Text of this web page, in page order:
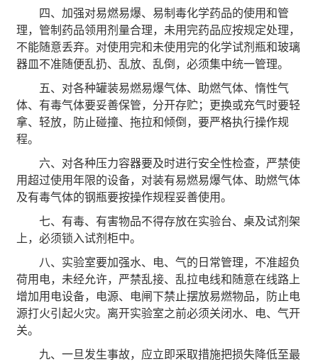
四、加强对易燃易爆、易制毒化学药品的使用和管
理，管制药品领用剂量合理，未用完药品应按规定处理，
不能随意丢弃。对使用完和未使用完的化学试剂瓶和玻璃
器皿不准随便乱扔、乱放、乱倒，必须集中统一管理。
五、对各种罐装易燃易爆气体、助燃气体、惰性气
体、有毒气体要妥善保管，分开存贮；更换或充气时要轻
拿、轻放，防止碰撞、拖拉和倾倒，要严格执行操作规
程。
六、对各种压力容器要及时进行安全性检查，严禁使
用超过使用年限的设备，对装有易燃易爆气体、助燃气体
及有毒气体的钢瓶要按操作规程妥善使用。
七、有毒、有害物品不得存放在实验台、桌及试剂架
上，必须锁入试剂柜中。
八、实验室要加强水、电、气的日常管理，不准超负
荷用电，未经允许，严禁乱接、乱拉电线和随意在线路上
增加用电设备，电源、电闸下禁止摆放易燃物品，防止电
源打火引起火灾。离开实验室之前必须关闭水、电、气开
关。
九、一旦发生事故，应立即采取措施把损失降低至最